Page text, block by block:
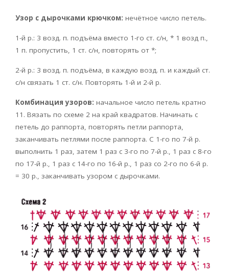
Узор с дырочками крючком: нечётное число петель.
1-й р.: 3 возд. п. подъёма вместо 1-го ст. с/н, * 1 возд п.,
1 п. пропустить, 1 ст. с/н, повторять от *;
2-й р.: 3 возд. п. подъёма, в каждую возд. п. и каждый ст.
с/н связать 1 ст. с/н. Повторять 1-й и 2-й р.
Комбинация узоров: начальное число петель кратно
11. Вязать по схеме 2 на край квадратов. Начинать с
петель до раппорта, повторять петли раппорта,
заканчивать петлями после раппорта. С 1-го по 7-й р.
выполнить 1 раз, затем 1 раз с 3-го по 7-й р., 1 раз с 8-го
по 17-й р., 1 раз с 14-го по 16-й р., 1 раз со 2-го по 6-й р.
= 30 р., заканчивать узором с дырочками.